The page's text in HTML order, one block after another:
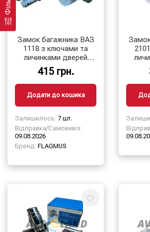
Замок багажника ВАЗ
1118 з ключами та
личинками дверей
(якість оригінал)
415 грн.
Додати до кошика
Залишилось: 7 шт.
Відправка/Самовивіз:
09.08.2026
Бренд: FLAGMUS